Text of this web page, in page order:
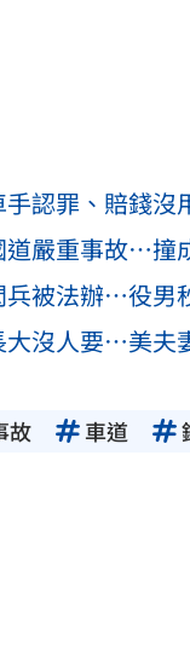
認罪、賠錢沒
道嚴重事故…撞
兵被法辦…役男
大沒人要…美夫
故 車道